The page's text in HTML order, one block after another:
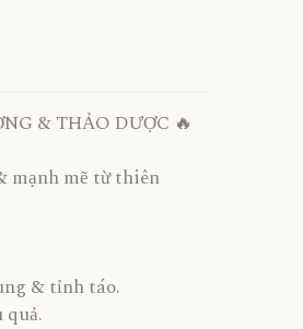
& THẢO DƯỢC 🔥
mạnh mẽ từ thiên
& tỉnh táo.